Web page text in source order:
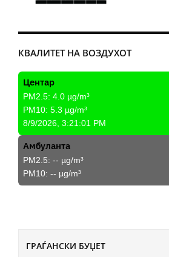
ГРАЃАНСКИ БУЏЕТ
КВАЛИТЕТ НА ВОЗДУХОТ
Центар
PM2.5: 4.0 µg/m³
PM10: 5.3 µg/m³
8/9/2026, 3:21:01 PM
Амбуланта
PM2.5: -- µg/m³
PM10: -- µg/m³